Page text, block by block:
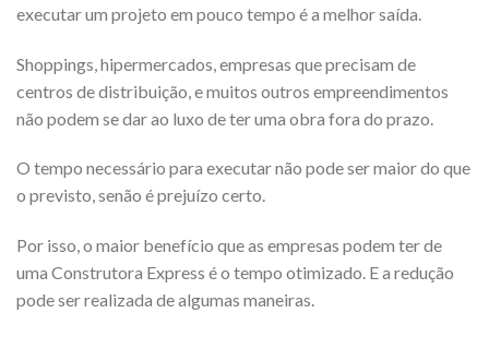
executar um projeto em pouco tempo é a melhor saída.
Shoppings, hipermercados, empresas que precisam de
centros de distribuição, e muitos outros empreendimentos
não podem se dar ao luxo de ter uma obra fora do prazo.
O tempo necessário para executar não pode ser maior do que
o previsto, senão é prejuízo certo.
Por isso, o maior benefício que as empresas podem ter de
uma Construtora Express é o tempo otimizado. E a redução
pode ser realizada de algumas maneiras.